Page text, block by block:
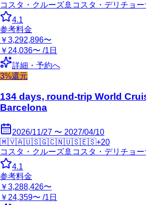
コスタ・クルーズ🚢 コスタ・デリチョー
4.1
参考料金
￥3,292,896〜
￥24,036〜 /1日
詳細・予約へ
3%還元
134 days, round-trip World
Barcelona
2026/11/27 〜 2027/04/10
🇲🇻🇦🇺🇸🇬🇨🇳🇺🇸🇪🇸+20
コスタ・クルーズ🚢 コスタ・デリチョー
4.1
参考料金
￥3,288,426〜
￥24,359〜 /1日